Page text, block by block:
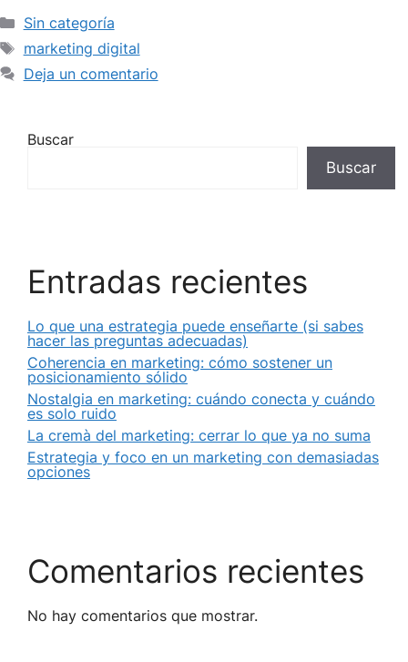
Categorías
Sin categoría
Etiquetas
marketing digital
Deja un comentario
Buscar
Buscar
Entradas recientes
Lo que una estrategia puede enseñarte (si sabes
hacer las preguntas adecuadas)
Coherencia en marketing: cómo sostener un
posicionamiento sólido
Nostalgia en marketing: cuándo conecta y cuándo
es solo ruido
La cremà del marketing: cerrar lo que ya no suma
Estrategia y foco en un marketing con demasiadas
opciones
Comentarios recientes
No hay comentarios que mostrar.